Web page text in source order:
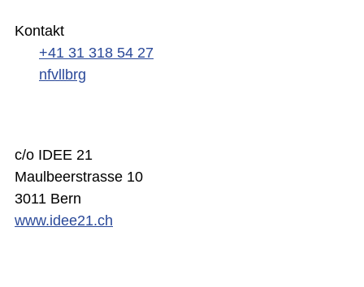
Kontakt
+41 31 318 54 27
nfvllbrg
c/o IDEE 21
Maulbeerstrasse 10
3011 Bern
www.idee21.ch